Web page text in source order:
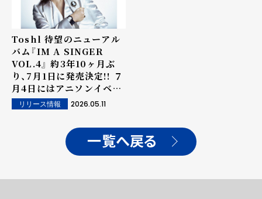
Toshl 待望のニューアル
バム『IM A SINGER
VOL.4』 約3年10ヶ月ぶ
り、7月1日に発売決定!! ７
月4日にはアニソンイベン
トをプロデュース＆開催!
リリース情報 2026.05.11
一覧へ戻る